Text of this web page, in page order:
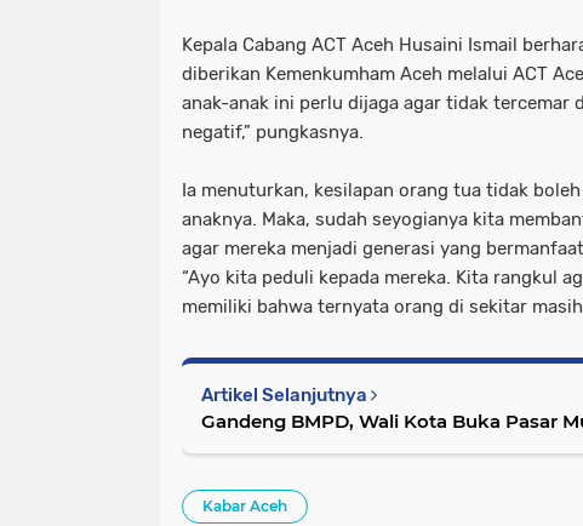
Kepala Cabang ACT Aceh Husaini Ismail
diberikan Kemenkumham Aceh melalui ACT
anak-anak ini perlu dijaga agar tidak tercemar
negatif,” pungkasnya.
Ia menuturkan, kesilapan orang tua tidak
anaknya. Maka, sudah seyogianya kita
agar mereka menjadi generasi yang
“Ayo kita peduli kepada mereka. Kita rangkul
memiliki bahwa ternyata orang di sekitar
Artikel Selanjutnya
Gandeng BMPD, Wali Kota Buka Pasar
Kabar Aceh